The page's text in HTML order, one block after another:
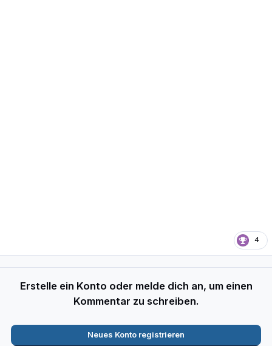
4
Erstelle ein Konto oder melde dich an, um einen
Kommentar zu schreiben.
Neues Konto registrieren